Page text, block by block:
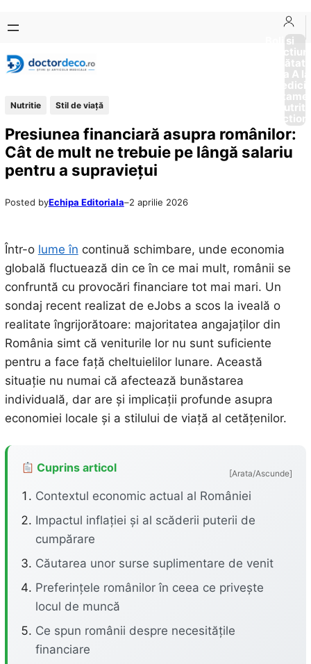
conținut
content
Boli si
Afectiuni
Sănătate
de la A
Nutritie Stil de viaţă
Presiunea financiară asupra românilor:
Cât de mult ne trebuie pe lângă salariu
pentru a supraviețui
Posted byEchipa Editoriala–2 aprilie 2026
Într-o lume în continuă schimbare, unde economia
globală fluctuează din ce în ce mai mult, românii se
confruntă cu provocări financiare tot mai mari. Un
sondaj recent realizat de eJobs a scos la iveală o
realitate îngrijorătoare: majoritatea angajaților din
România simt că veniturile lor nu sunt suficiente
pentru a face față cheltuielilor lunare. Această
situație nu numai că afectează bunăstarea
individuală, dar are și implicații profunde asupra
economiei locale și a stilului de viață al cetățenilor.
Cuprins articol [Arata/Ascunde]
Contextul economic actual al României
Impactul inflației și al scăderii puterii de
cumpărare
Căutarea unor surse suplimentare de venit
Preferințele românilor în ceea ce privește
locul de muncă
Ce spun românii despre necesitățile
financiare